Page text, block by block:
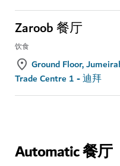
Zaroob 餐厅
饮食
Ground Floor,
Trade Centre 1 - 迪拜
Automatic 餐厅